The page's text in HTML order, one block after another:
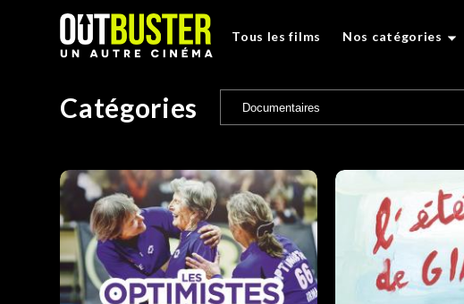
Tous les films Nos catégories
Catégories